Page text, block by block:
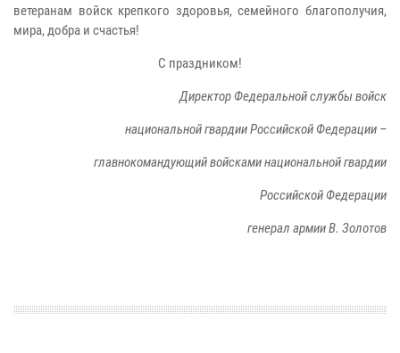
ветеранам войск крепкого здоровья, семейного благополучия,
мира, добра и счастья!
С праздником!
Директор Федеральной службы войск
национальной гвардии Российской Федерации –
главнокомандующий войсками национальной гвардии
Российской Федерации
генерал армии В. Золотов